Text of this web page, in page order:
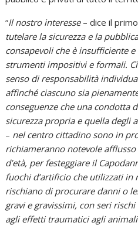
“Il nostro interesse– dice il
tutelare la sicurezza e la
consapevoli che è insufficiente
strumenti impositivi e formali.
senso di responsabilità
affinché ciascuno sia
conseguenze che una condotta
sicurezza propria e quella degli
– nel centro cittadino sono in
richiameranno notevole
d’età, per festeggiare il
fuochi d’artificio che utilizzati
rischiano di procurare danni o
gravi e gravissimi, con seri
agli effetti traumatici agli animali